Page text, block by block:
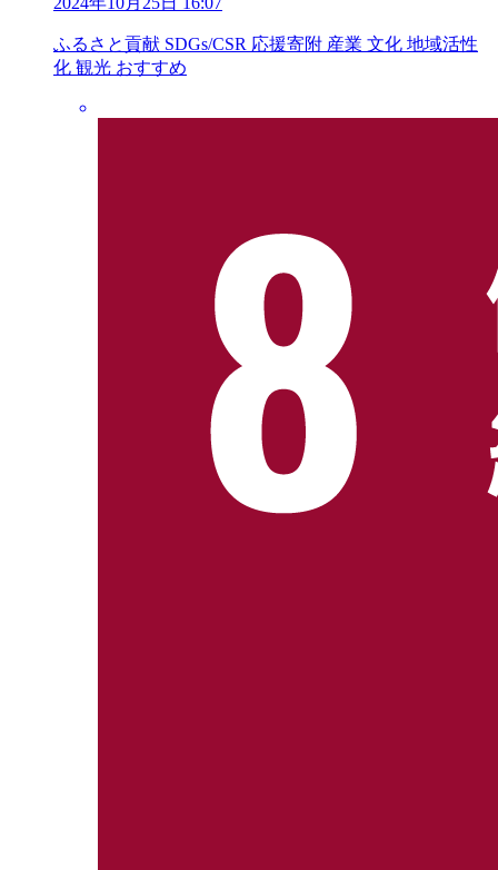
ふるさと貢献 SDGs/CSR 応援寄附 産業 文化 地域活性
化 観光 おすすめ